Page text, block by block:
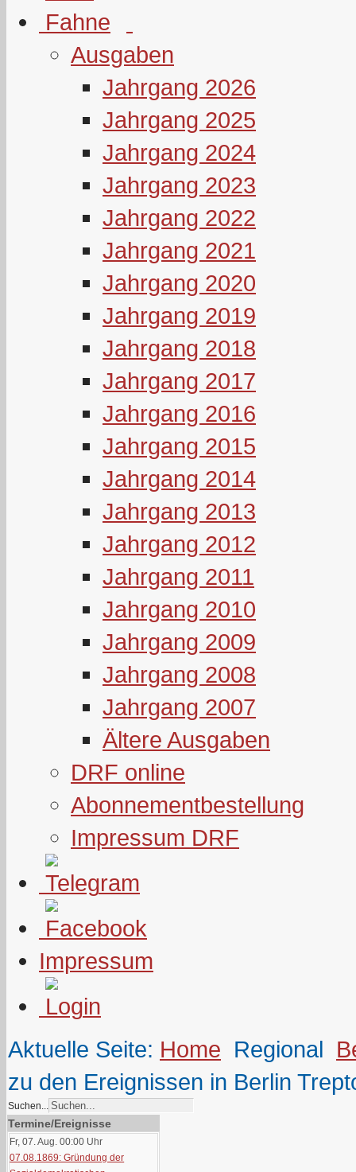
Ausgaben
Jahrgang 2026
Jahrgang 2025
Jahrgang 2024
Jahrgang 2023
Jahrgang 2022
Jahrgang 2021
Jahrgang 2020
Jahrgang 2019
Jahrgang 2018
Jahrgang 2017
Jahrgang 2016
Jahrgang 2015
Jahrgang 2014
Jahrgang 2013
Jahrgang 2012
Jahrgang 2011
Jahrgang 2010
Jahrgang 2009
Jahrgang 2008
Jahrgang 2007
Ältere Ausgaben
DRF online
Abonnementbestellung
Impressum DRF
Impressum
Aktuelle Seite: Home Regional
zu den Ereignissen in Berlin
Suchen...
Termine/Ereignisse
Fr, 07. Aug. 00:00 Uhr
07.08.1869: Gründung der